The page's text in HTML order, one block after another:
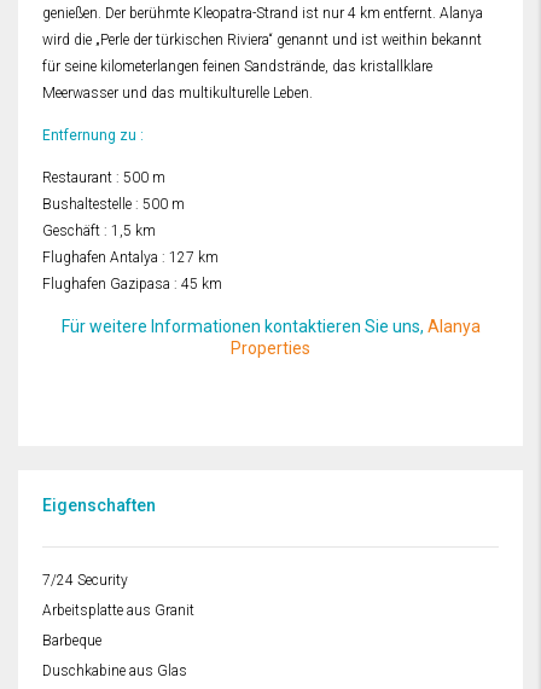
genießen. Der berühmte Kleopatra-Strand ist nur 4 km entfernt. Alanya
wird die „Perle der türkischen Riviera“ genannt und ist weithin bekannt
für seine kilometerlangen feinen Sandstrände, das kristallklare
Meerwasser und das multikulturelle Leben.
Entfernung zu :
Restaurant : 500 m
Bushaltestelle : 500 m
Geschäft : 1,5 km
Flughafen Antalya : 127 km
Flughafen Gazipasa : 45 km
Für weitere Informationen kontaktieren Sie uns, Alanya
Properties
Eigenschaften
7/24 Security
Arbeitsplatte aus Granit
Barbeque
Duschkabine aus Glas